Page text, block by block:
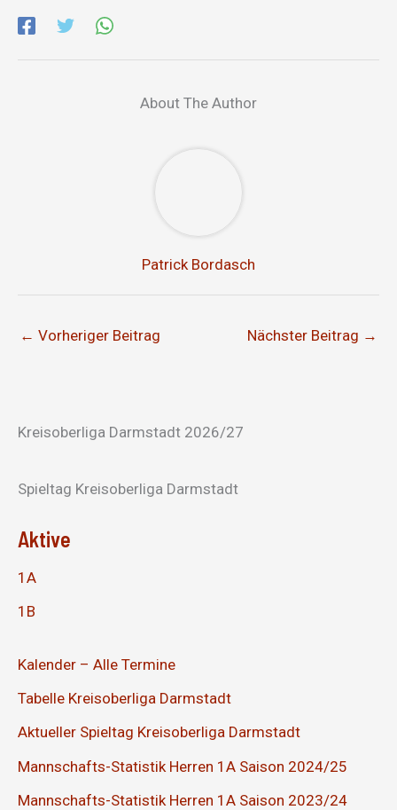
About The Author
Patrick Bordasch
← Vorheriger Beitrag Nächster Beitrag →
Kreisoberliga Darmstadt 2026/27
Spieltag Kreisoberliga Darmstadt
Aktive
1A
1B
Kalender – Alle Termine
Tabelle Kreisoberliga Darmstadt
Aktueller Spieltag Kreisoberliga Darmstadt
Mannschafts-Statistik Herren 1A Saison 2024/25
Mannschafts-Statistik Herren 1A Saison 2023/24